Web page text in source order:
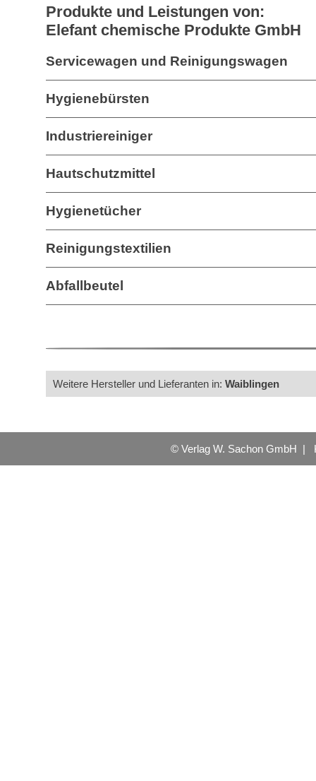
Produkte und Leistungen von:
Elefant chemische Produkte GmbH
Servicewagen und Reinigungswagen
Hygienebürsten
Industriereiniger
Hautschutzmittel
Hygienetücher
Reinigungstextilien
Abfallbeutel
Weitere Hersteller und Lieferanten in: Waiblingen
© Verlag W. Sachon GmbH |